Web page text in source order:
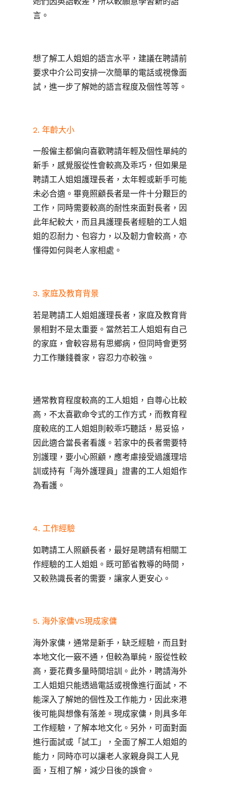
言。
想了解工人姐姐的語言水平，建議在聘請前
要求中介公司安排一次簡單的電話或視像面
試，進一步了解她的語言程度及個性等等。
2. 年齡大小
一般僱主都偏向喜歡聘請年輕及個性單純的
新手，感覺服從性會較高及乖巧，但如果是
聘請工人姐姐護理長者，太年輕或新手可能
未必合適。畢竟照顧長者是一件十分艱巨的
工作，同時需要較高的耐性來面對長者，因
此年紀較大，而且具護理長者經驗的工人姐
姐的忍耐力、包容力，以及韌力會較高，亦
懂得如何與老人家相處。
3. 家庭及教育背景
若是聘請工人姐姐護理長者，家庭及教育背
景相對不是太重要。當然若工人姐姐有自己
的家庭，會較容易有思鄉病，但同時會更努
力工作賺錢養家，容忍力亦較強。
通常教育程度較高的工人姐姐，自尊心比較
高，不太喜歡命令式的工作方式，而教育程
度較底的工人姐姐則較乖巧聽話，易妥協，
因此適合當長者看護。若家中的長者需要特
別護理，要小心照顧，應考慮接受過護理培
訓或持有「海外護理員」證書的工人姐姐作
為看護。
4. 工作經驗
如聘請工人照顧長者，最好是聘請有相關工
作經驗的工人姐姐。既可節省教導的時間，
又較熟識長者的需要，讓家人更安心。
5. 海外家傭VS現成家傭
海外家傭，通常是新手，缺乏經驗，而且對
本地文化一竅不通，但較為單純，服從性較
高，要花費多量時間培訓。此外，聘請海外
工人姐姐只能透過電話或視像進行面試，不
能深入了解她的個性及工作能力，因此來港
後可能與想像有落差。現成家傭，則具多年
工作經驗，了解本地文化。另外，可面對面
進行面試或「試工」，全面了解工人姐姐的
能力，同時亦可以讓老人家親身與工人見
面，互相了解，減少日後的誤會。